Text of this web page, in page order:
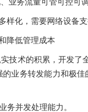
样化，需要网络设备
降低管理成本
术的积累，开发了
业务转发能力和极
务并发处理能力。